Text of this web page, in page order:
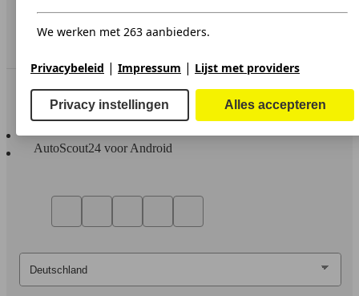
In contact te blijven
AutoScout24 voor Android
We werken met 263 aanbieders.
Privacybeleid | Impressum | Lijst met providers
Privacy instellingen Alles accepteren